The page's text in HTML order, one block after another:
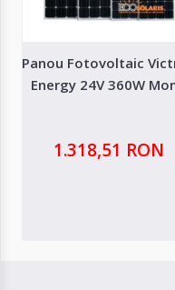
Panou Fotovoltaic
Energy 24V 360W
1.318,51 RON